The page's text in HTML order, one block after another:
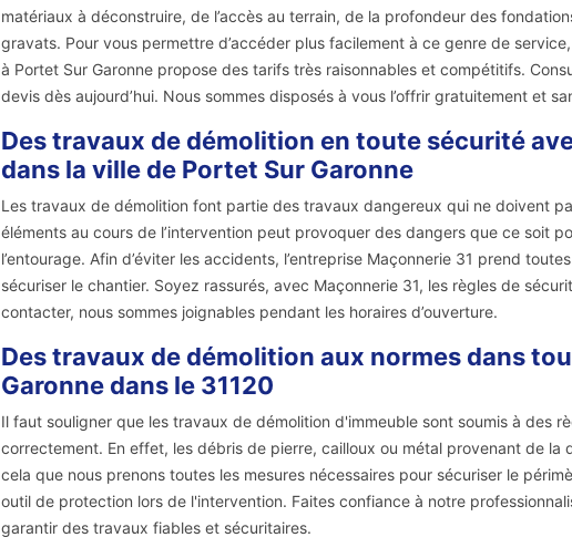
matériaux à déconstruire, de l’accès au terrain, de la profondeur des
gravats. Pour vous permettre d’accéder plus facilement à ce genre de
à Portet Sur Garonne propose des tarifs très raisonnables et compétitifs.
devis dès aujourd’hui. Nous sommes disposés à vous l’offrir gratuitement et
Des travaux de démolition en toute sécurité
dans la ville de Portet Sur Garonne
Les travaux de démolition font partie des travaux dangereux qui ne doivent
éléments au cours de l’intervention peut provoquer des dangers que ce soit
l’entourage. Afin d’éviter les accidents, l’entreprise Maçonnerie 31 prend
sécuriser le chantier. Soyez rassurés, avec Maçonnerie 31, les règles de
contacter, nous sommes joignables pendant les horaires d’ouverture.
Des travaux de démolition aux normes dans
Garonne dans le 31120
Il faut souligner que les travaux de démolition d'immeuble sont soumis à des
correctement. En effet, les débris de pierre, cailloux ou métal provenant de
cela que nous prenons toutes les mesures nécessaires pour sécuriser le
outil de protection lors de l'intervention. Faites confiance à notre
garantir des travaux fiables et sécuritaires.